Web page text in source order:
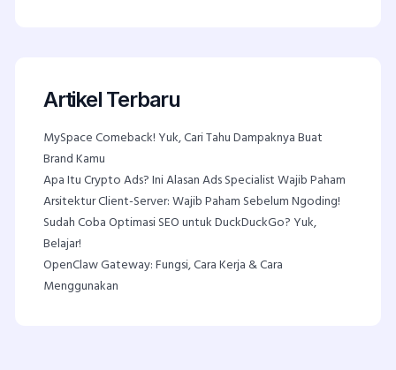
Artikel Terbaru
MySpace Comeback! Yuk, Cari Tahu Dampaknya Buat
Brand Kamu
Apa Itu Crypto Ads? Ini Alasan Ads Specialist Wajib Paham
Arsitektur Client-Server: Wajib Paham Sebelum Ngoding!
Sudah Coba Optimasi SEO untuk DuckDuckGo? Yuk,
Belajar!
OpenClaw Gateway: Fungsi, Cara Kerja & Cara
Menggunakan